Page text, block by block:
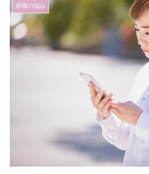
退職の悩み